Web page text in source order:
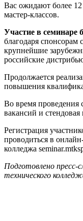
Вас ожидают более
мастер-классов.
Участие в семинаре
благодаря
крупнейшие
российские
Продолжается
повышения
Во время проведения
вакансий и стендовая
Регистрация
проводиться в
колледжа
Подготовлено пресс-
технического